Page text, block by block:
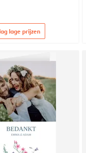
lage prijzen